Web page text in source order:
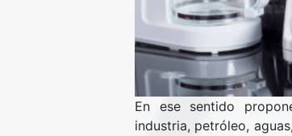
En ese sentido
industria, petróleo,